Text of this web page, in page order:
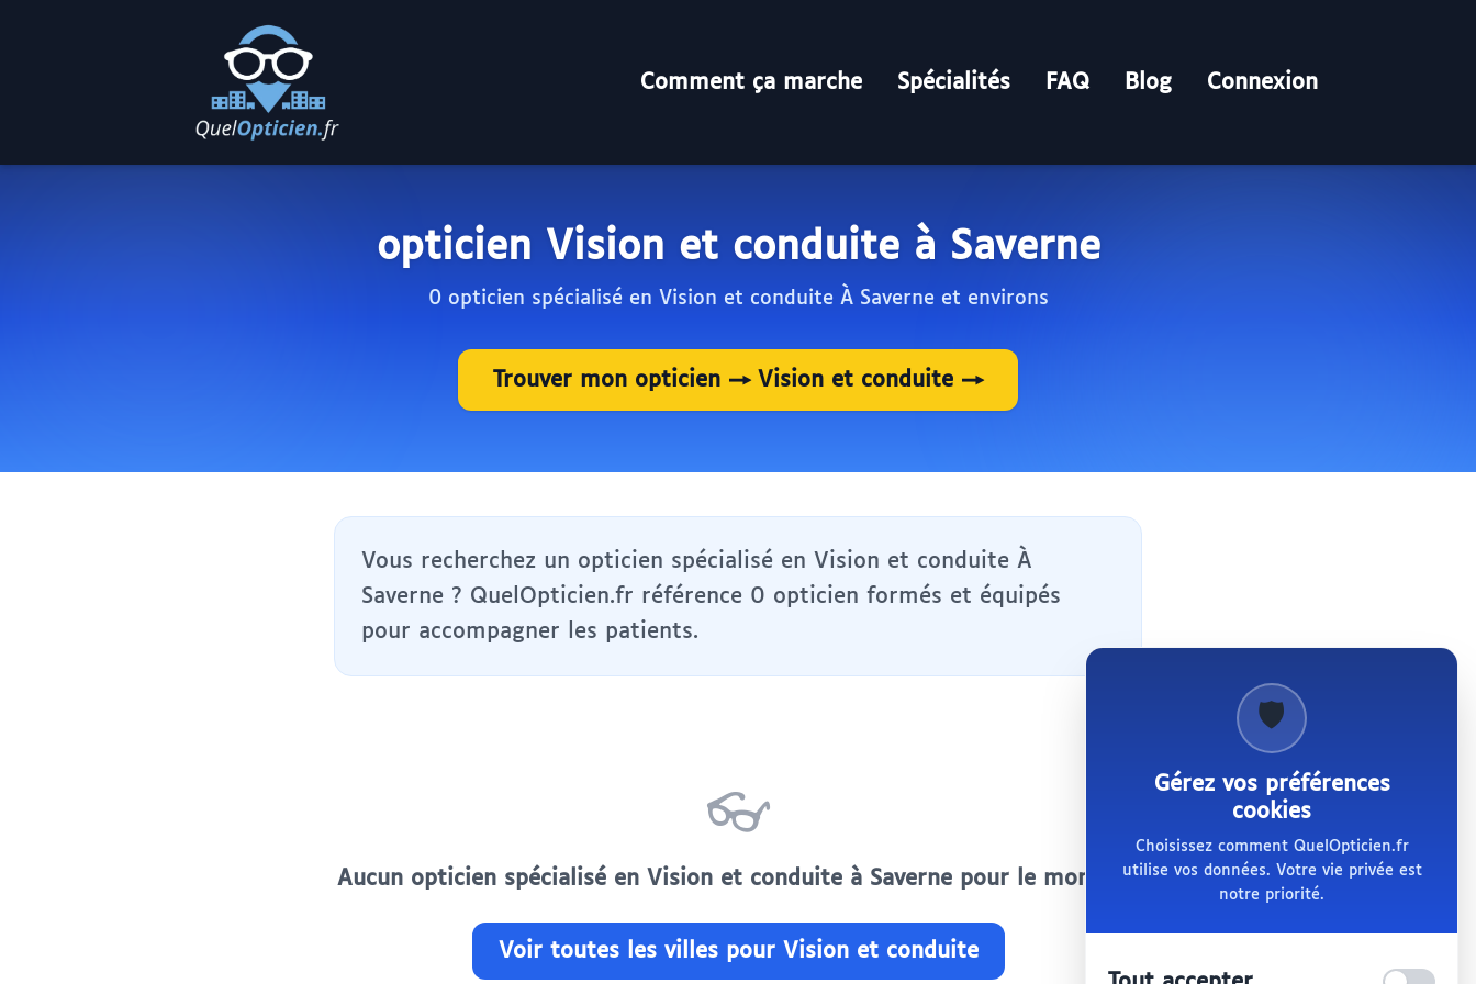
Comment ça marche Spécialités FAQ Blog Connexion
opticien Vision et conduite à Saverne
0 opticien spécialisé en Vision et conduite À Saverne et environs
Trouver mon opticien → Vision et conduite →
Vous recherchez un opticien spécialisé en Vision et conduite À
Saverne ? QuelOpticien.fr référence 0 opticien formés et équipés
pour accompagner les patients.
👓
Aucun opticien spécialisé en Vision et conduite à Saverne pour le moment.
Voir toutes les villes pour Vision et conduite
🛡️
Gérez vos préférences
cookies
Choisissez comment QuelOpticien.fr
utilise vos données. Votre vie privée est
notre priorité.